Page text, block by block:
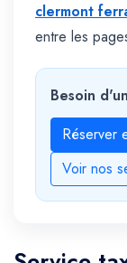
clermont
entre les
Besoin
Réserver
Voir nos